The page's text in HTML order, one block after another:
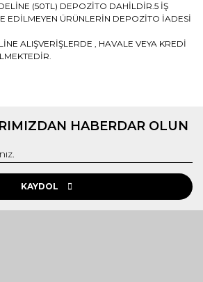
(50TL) DEPOZİTO DAHİLDİR.5 İŞ
EDİLMEYEN ÜRÜNLERİN DEPOZİTO İADESİ
ALIŞVERİŞLERDE , HAVALE VEYA KREDİ
için teşekkür ederiz.
bozuk veya görüntülenemiyor.
eksik bilgiler bulunuyor.
daha pahalı.
alternatifler olmalı.
HABERDAR OLUN
KAYDOL